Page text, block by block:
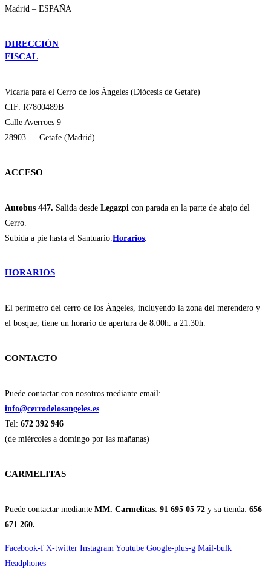
Madrid – ESPAÑA
DIRECCIÓN
FISCAL
Vicaría para el Cerro de los Ángeles (Diócesis de Getafe)
CIF: R7800489B
Calle Averroes 9
28903 — Getafe (Madrid)
ACCESO
Autobus 447. Salida desde Legazpi con parada en la parte de abajo del
Cerro.
Subida a pie hasta el Santuario. Horarios
HORARIOS
El perímetro del cerro de los Ángeles, incluyendo la zona del merendero y
el bosque, tiene un horario de apertura de 8:00h. a 21:30h.
CONTACTO
Puede contactar con nosotros mediante email:
info@cerrodelosangeles.es
Tel: 672 392 946
(de miércoles a domingo por las mañanas)
CARMELITAS
Puede contactar mediante MM. Carmelitas: 91 695 05 72 y su tienda: 656
671 260.
Facebook-f X-twitter Instagram Youtube Google-plus-g Mail-bulk
Headphones